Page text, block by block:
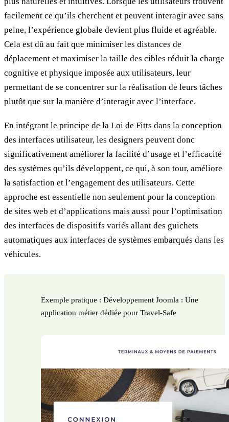
facilement ce qu’ils cherchent et peuvent interagir avec sans
peine, l’expérience globale devient plus fluide et agréable.
Cela est dû au fait que minimiser les distances de
déplacement et maximiser la taille des cibles réduit la charge
cognitive et physique imposée aux utilisateurs, leur
permettant de se concentrer sur la réalisation de leurs tâches
plutôt que sur la manière d’interagir avec l’interface.
En intégrant le principe de la Loi de Fitts dans la conception
des interfaces utilisateur, les designers peuvent donc
significativement améliorer la facilité d’usage et l’efficacité
des systèmes qu’ils développent, ce qui, à son tour, améliore
la satisfaction et l’engagement des utilisateurs. Cette
approche est essentielle non seulement pour la conception
de sites web et d’applications mais aussi pour l’optimisation
des interfaces de dispositifs variés allant des guichets
automatiques aux interfaces de systèmes embarqués dans les
véhicules.
Exemple pratique : Développement Joomla : Une
application métier dédiée pour Travel-Safe